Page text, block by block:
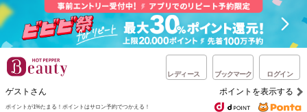
レディース ブックマーク ログイン
ゲストさん ポイントを表示する
ポイントが1%たまる！ ポイントはサロン予約でつかえる！